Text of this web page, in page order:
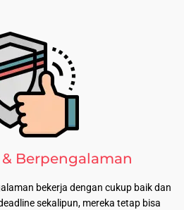
Berpengalaman
bekerja dengan cukup baik dan
sekalipun, mereka tetap bisa